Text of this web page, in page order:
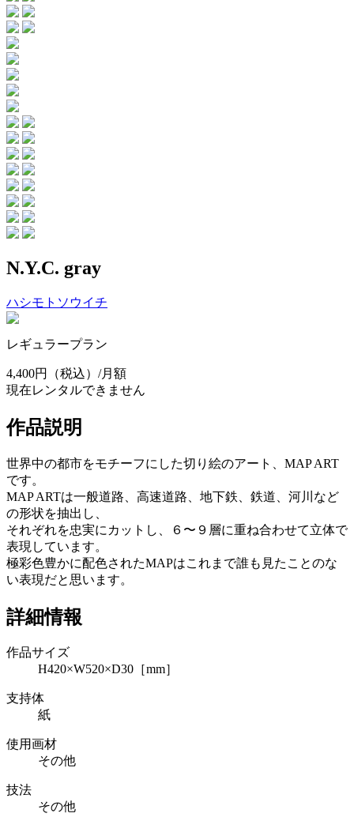
N.Y.C. gray
ハシモトソウイチ
レギュラープラン
4,400円
（税込）/月額
現在レンタルできません
作品説明
世界中の都市をモチーフにした切り絵のアート、MAP ART
です。
MAP ARTは一般道路、高速道路、地下鉄、鉄道、河川など
の形状を抽出し、
それぞれを忠実にカットし、６〜９層に重ね合わせて立体で
表現しています。
極彩色豊かに配色されたMAPはこれまで誰も見たことのな
い表現だと思います。
詳細情報
作品サイズ
H420×W520×D30［mm］
支持体
紙
使用画材
その他
技法
その他